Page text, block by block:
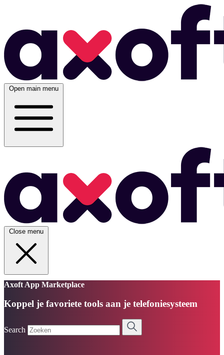
Open main menu
Close menu
Axoft App Marketplace
Koppel je favoriete tools aan je telefoniesysteem
Search